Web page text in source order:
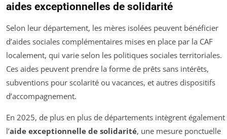
aides exceptionnelles de solidarité
Selon leur département, les mères isolées peuvent bénéficier
d’aides sociales complémentaires mises en place par la CAF
localement, qui varie selon les politiques sociales territoriales.
Ces aides peuvent prendre la forme de prêts sans intérêts,
subventions pour scolarité ou vacances, et autres dispositifs
d’accompagnement.
En 2025, de plus en plus de départements intègrent également
l’aide exceptionnelle de solidarité, une mesure ponctuelle